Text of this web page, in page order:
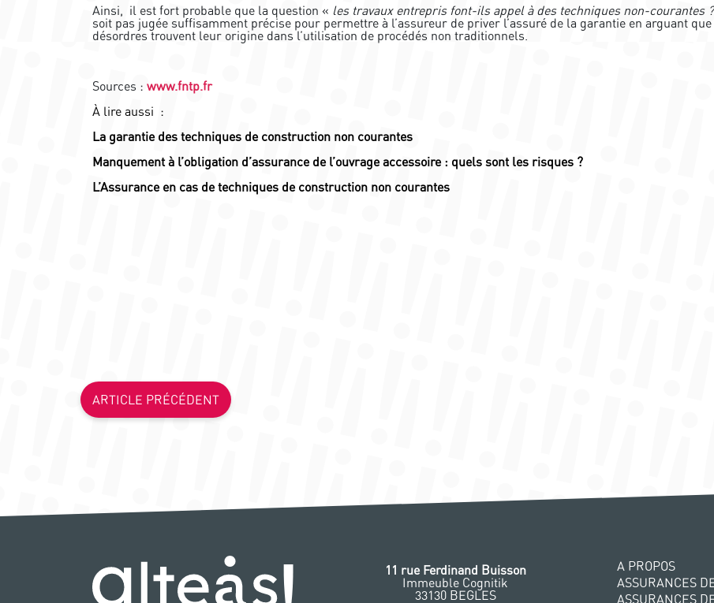
Ainsi, il est fort probable que la question « les travaux entrepris font-ils appel à des techniques non-courantes ?
soit pas jugée suffisamment précise pour permettre à l’assureur de priver l’assuré de la garantie en arguant
désordres trouvent leur origine dans l’utilisation de procédés non traditionnels.
Sources : www.fntp.fr
À lire aussi :
La garantie des techniques de construction non courantes
Manquement à l’obligation d’assurance de l’ouvrage accessoire : quels sont les risques ?
L’Assurance en cas de techniques de construction non courantes
ARTICLE PRÉCÉDENT
11 rue Ferdinand Buisson
Immeuble Cognitik
33130 BEGLES
A PROPOS
ASSURANCES
ASSURANCES